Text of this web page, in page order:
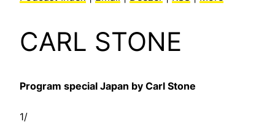
CARL STONE
Program special Japan by Carl Stone
1/